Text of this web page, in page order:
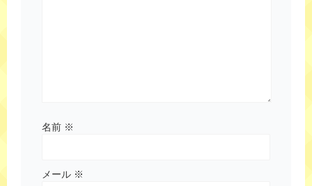
名前 ※
メール ※